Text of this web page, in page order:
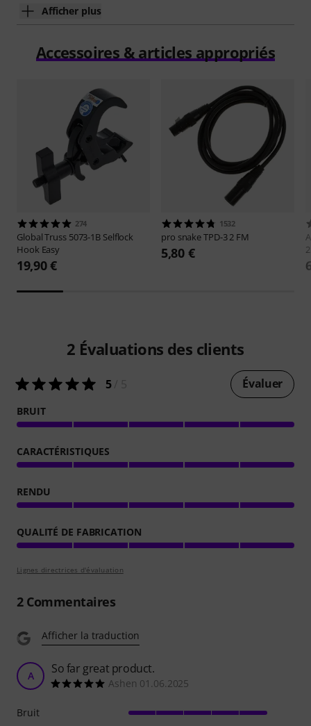
Afficher plus
Accessoires & articles appropriés
274
Global Truss 5073-1B Selflock
Hook Easy
19,90 €
1532
pro snakeTPD-3 2 FM
5,80 €
2 Évaluations des clients
5/ 5 Évaluer
BRUIT
CARACTÉRISTIQUES
RENDU
QUALITÉ DE FABRICATION
Lignes directrices d'évaluation
2Commentaires
Afficher la traduction
A So far great product.
Ashen 01.06.2025
Bruit